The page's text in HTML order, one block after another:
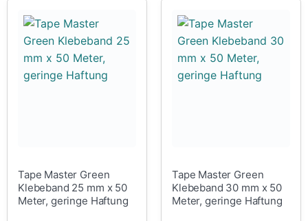
Tape Master Green
Klebeband 25 mm x 50
Meter, geringe Haftung
Tape Master Green
Klebeband 30 mm x 50
Meter, geringe Haftung